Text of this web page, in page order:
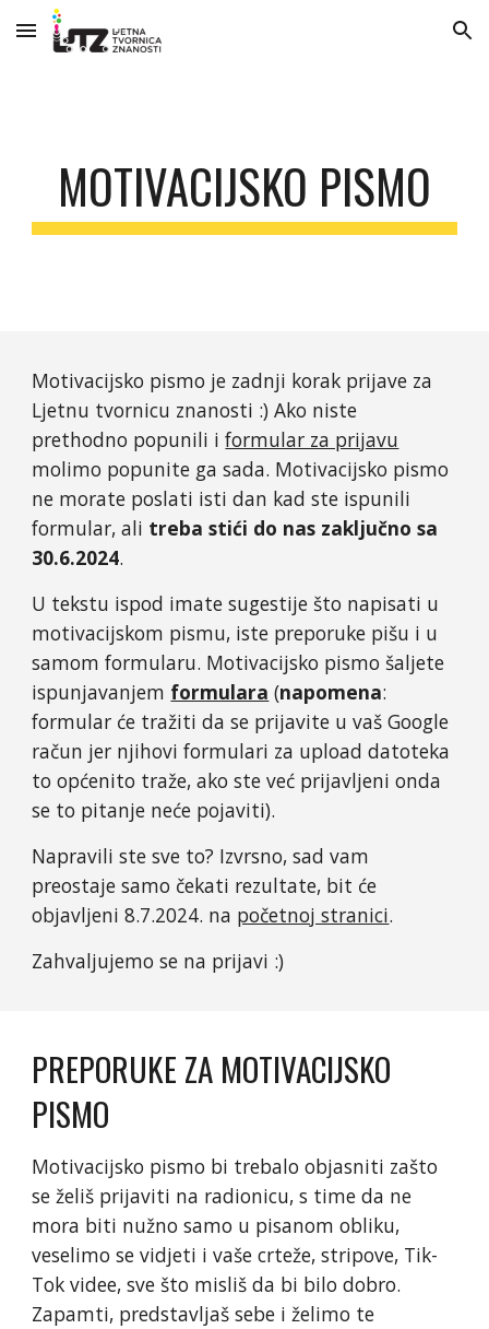
Skip to main content Skip to navigation
MOTIVACIJSKO PISMO
Motivacijsko pismo je zadnji korak prijave za
Ljetnu tvornicu znanosti :) Ako niste
prethodno popunili iformular za prijavu
molimo popunite ga sada. Motivacijsko pismo
ne morate poslati isti dan kad ste ispunili
formular, ali treba stići do nas zaključno sa
30.6.2024.
U tekstu ispod imate sugestije što napisati u
motivacijskom pismu, iste preporuke pišu i u
samom formularu. Motivacijsko pismo šaljete
ispunjavanjem formulara (napomena:
formular će tražiti da se prijavite u vaš Google
račun jer njihovi formulari za upload datoteka
to općenito traže, ako ste već prijavljeni onda
se to pitanje neće pojaviti).
Napravili ste sve to? Izvrsno, sad vam
preostaje samo čekati rezultate, bit će
objavljeni8.7.2024. na početnoj stranici.
Zahvaljujemo se na prijavi :)
PREPORUKE ZA MOTIVACIJSKO
PISMO
Motivacijsko pismo bi trebalo objasniti zašto
se želiš prijaviti na radionicu, s time da ne
mora biti nužno samo u pisanom obliku,
veselimo se vidjeti i vaše crteže, stripove, Tik-
Tok videe, sve što misliš da bi bilo dobro.
Zapamti, predstavljaš sebe i želimo te